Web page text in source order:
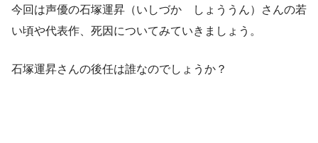
今回は声優の石塚運昇（いしづか しょううん）さんの若
い頃や代表作、死因についてみていきましょう。
石塚運昇さんの後任は誰なのでしょうか？